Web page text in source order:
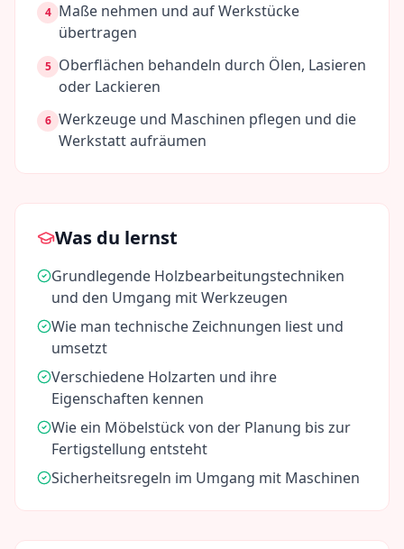
4 Maße nehmen und auf Werkstücke
übertragen
5 Oberflächen behandeln durch Ölen, Lasieren
oder Lackieren
6 Werkzeuge und Maschinen pflegen und die
Werkstatt aufräumen
Was du lernst
Grundlegende Holzbearbeitungstechniken
und den Umgang mit Werkzeugen
Wie man technische Zeichnungen liest und
umsetzt
Verschiedene Holzarten und ihre
Eigenschaften kennen
Wie ein Möbelstück von der Planung bis zur
Fertigstellung entsteht
Sicherheitsregeln im Umgang mit Maschinen